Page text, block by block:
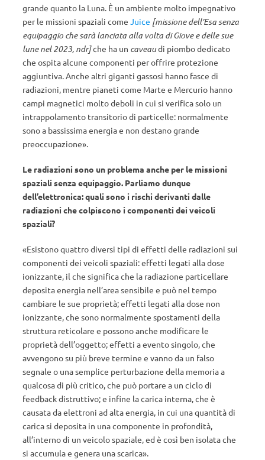
grande quanto la Luna. È un ambiente molto impegnativo
per le missioni spaziali come Juice [missione dell’Esa senza
equipaggio che sarà lanciata alla volta di Giove e delle sue
lune nel 2023, ndr]che ha un caveaudi piombo dedicato
che ospita alcune componenti per offrire protezione
aggiuntiva. Anche altri giganti gassosi hanno fasce di
radiazioni, mentre pianeti come Marte e Mercurio hanno
campi magnetici molto deboli in cui si verifica solo un
intrappolamento transitorio di particelle: normalmente
sono a bassissima energia e non destano grande
preoccupazione».
Le radiazioni sono un problema anche per le missioni
spaziali senza equipaggio. Parliamo dunque
dell’elettronica: quali sono i rischi derivanti dalle
radiazioni che colpiscono i componenti dei veicoli
spaziali?
«Esistono quattro diversi tipi di effetti delle radiazioni sui
componenti dei veicoli spaziali: effetti legati alla dose
ionizzante, il che significa che la radiazione particellare
deposita energia nell’area sensibile e può nel tempo
cambiare le sue proprietà; effetti legati alla dose non
ionizzante, che sono normalmente spostamenti della
struttura reticolare e possono anche modificare le
proprietà dell’oggetto; effetti a evento singolo, che
avvengono su più breve termine e vanno da un falso
segnale o una semplice perturbazione della memoria a
qualcosa di più critico, che può portare a un ciclo di
feedback distruttivo; e infine la carica interna, che è
causata da elettroni ad alta energia, in cui una quantità di
carica si deposita in una componente in profondità,
all’interno di un veicolo spaziale, ed è così ben isolata che
si accumula e genera una scarica».